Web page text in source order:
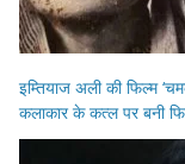
इम्तियाज अली की फिल्म
कलाकार के कत्ल पर बनी